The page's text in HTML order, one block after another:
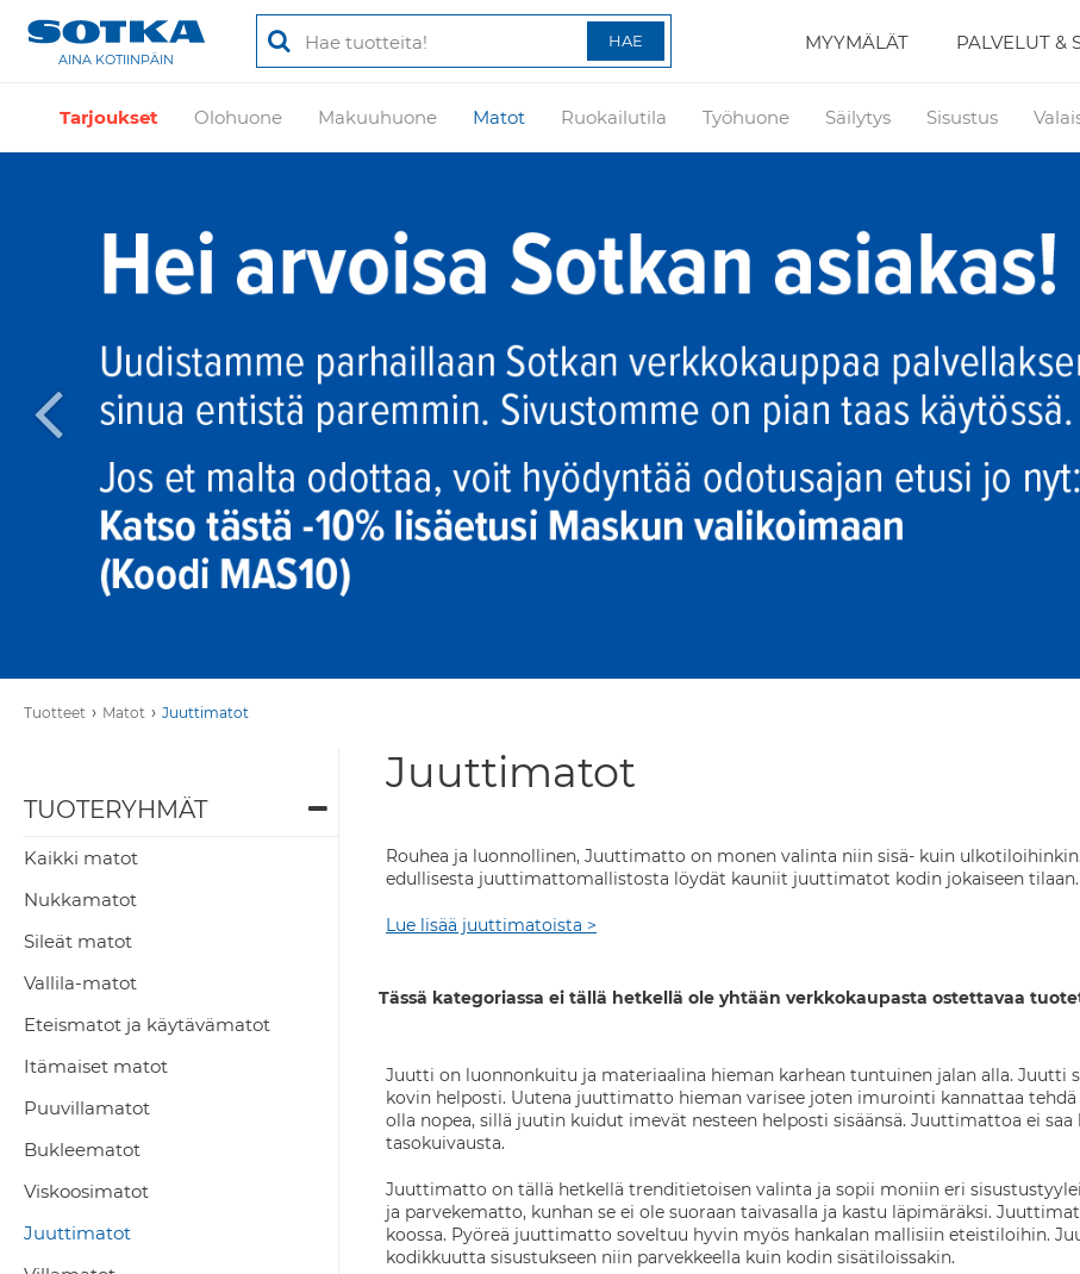
AINA KOTIINPÄIN
Tarjoukset Olohuone Makuuhuone Matot Ruokailutila Työhuone Säilytys Sisustus
MYYMÄLÄT PALVELUT &
Tuotteet › Matot › Juuttimatot
TUOTERYHMÄT
Kaikki matot
Nukkamatot
Sileät matot
Vallila-matot
Eteismatot ja käytävämatot
Itämaiset matot
Puuvillamatot
Bukleematot
Viskoosimatot
Juuttimatot
Juuttimatot
Rouhea ja luonnollinen, Juuttimatto on monen valinta niin sisä- kuin
edullisesta juuttimattomallistosta löydät kauniit juuttimatot kodin jokaiseen tilaan.
Lue lisää juuttimatoista >
Tässä kategoriassa ei tällä hetkellä ole yhtään verkkokaupasta ostettavaa
Juutti on luonnonkuitu ja materiaalina hieman karhean tuntuinen jalan alla. Juutti
kovin helposti. Uutena juuttimatto hieman varisee joten imurointi kannattaa
olla nopea, sillä juutin kuidut imevät nesteen helposti sisäänsä. Juuttimattoa ei saa
tasokuivausta.
Juuttimatto on tällä hetkellä trenditietoisen valinta ja sopii moniin eri
ja parvekematto, kunhan se ei ole suoraan taivasalla ja kastu läpimäräksi.
koossa. Pyöreä juuttimatto soveltuu hyvin myös hankalan mallisiin eteistiloihin.
kodikkuutta sisustukseen niin parvekkeella kuin kodin sisätiloissakin.